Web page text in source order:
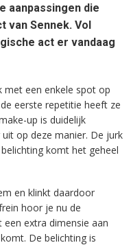
aanpassingen die
van Sennek. Vol
act er vandaag
met een enkele spot op
eerste repetitie heeft ze
up is duidelijk
op deze manier. De jurk
komt het geheel
en klinkt daardoor
hoor je nu de
extra dimensie aan
De belichting is